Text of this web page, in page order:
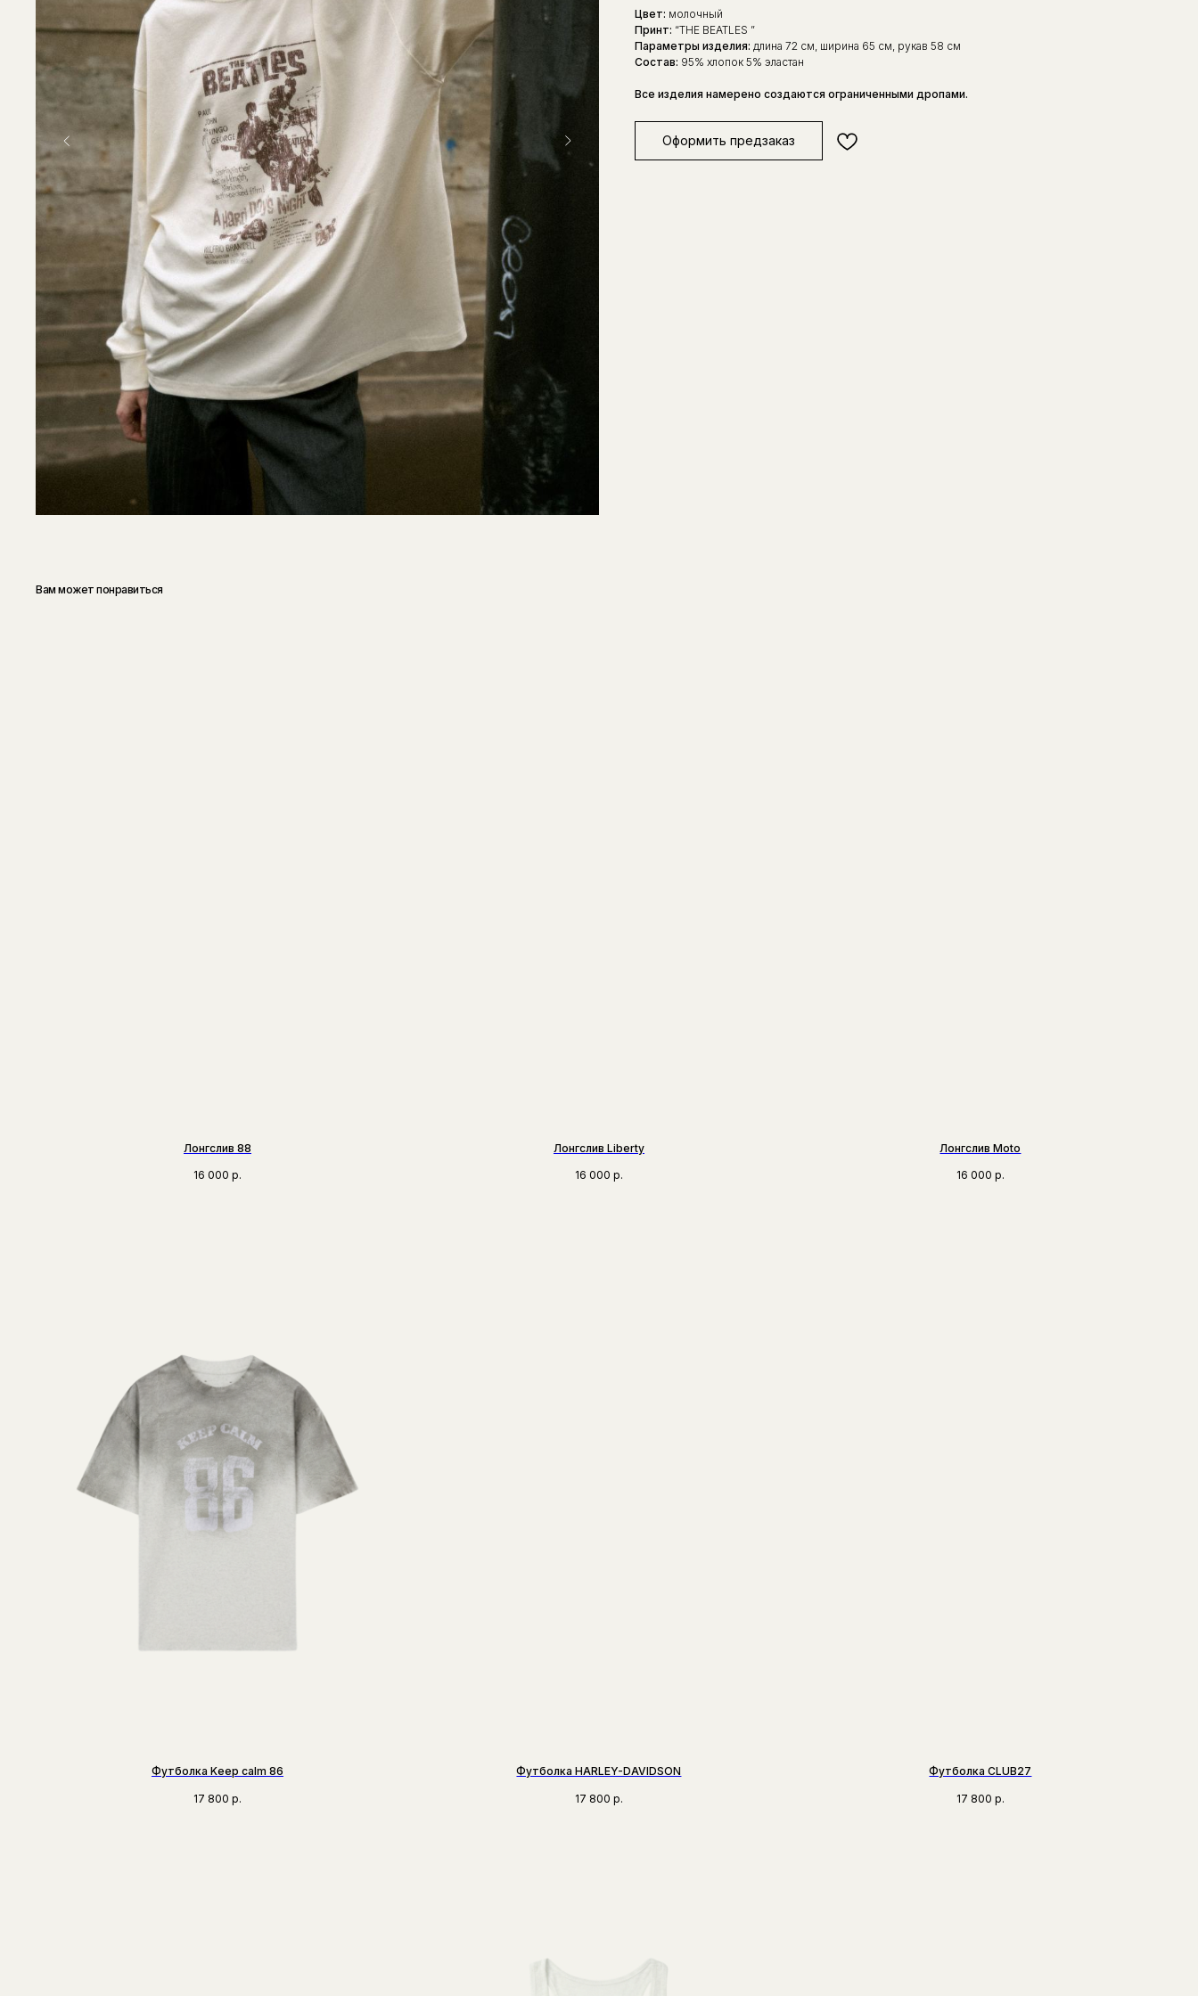
Цвет: молочный
Принт: “THE BEATLES ”
Параметры изделия: длина 72 см, ширина 65 см, рукав 58 см
Состав: 95% хлопок 5% эластан
Все изделия намерено создаются ограниченными дропами.
Оформить предзаказ
Вам может понравиться
Лонгслив 88
16 000 р.
Лонгслив Liberty
16 000 р.
Лонгслив Moto
16 000 р.
Футболка Keep calm 86
17 800 р.
Футболка HARLEY-DAVIDSON
17 800 р.
Футболка CLUB27
17 800 р.